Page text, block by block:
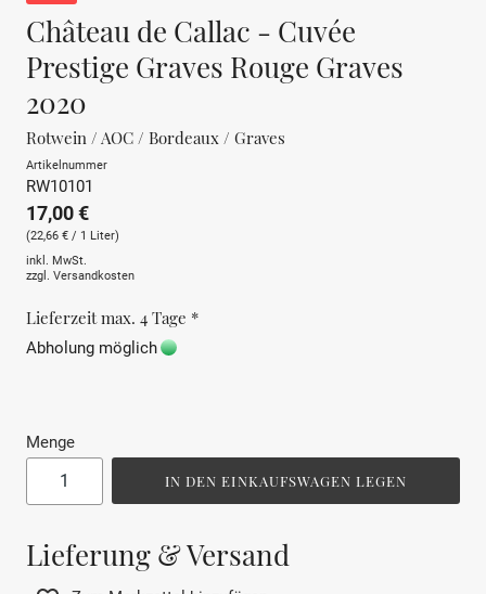
Château de Callac - Cuvée
Prestige Graves Rouge Graves
2020
Rotwein / AOC / Bordeaux / Graves
Artikelnummer
RW10101
17,00 €
(22,66 € / 1 Liter)
inkl. MwSt.
zzgl. Versandkosten
Lieferzeit max. 4 Tage *
Abholung möglich
Menge
IN DEN EINKAUFSWAGEN LEGEN
Lieferung & Versand